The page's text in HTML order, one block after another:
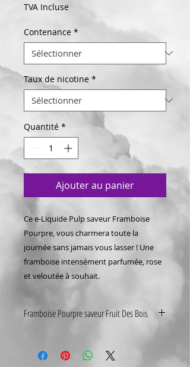
TVA Incluse
Contenance *
Taux de nicotine *
Quantité *
Ajouter au panier
Ce e-Liquide Pulp saveur Framboise
Pourpre, vous charmera toute la
journée sans jamais vous lasser ! Une
framboise intensément parfumée, rose
et veloutée à souhait.
Framboise Pourpre saveur Fruit Des Bois
hommage au goût, en mettant en
avant les fruits, les légumes, ou